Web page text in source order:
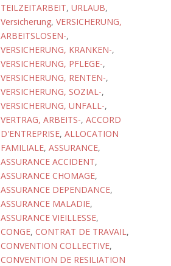
TEILZEITARBEIT, URLAUB,
Versicherung, VERSICHERUNG,
ARBEITSLOSEN-,
VERSICHERUNG, KRANKEN-,
VERSICHERUNG, PFLEGE-,
VERSICHERUNG, RENTEN-,
VERSICHERUNG, SOZIAL-,
VERSICHERUNG, UNFALL-,
VERTRAG, ARBEITS-, ACCORD
D'ENTREPRISE, ALLOCATION
FAMILIALE, ASSURANCE,
ASSURANCE ACCIDENT,
ASSURANCE CHOMAGE,
ASSURANCE DEPENDANCE,
ASSURANCE MALADIE,
ASSURANCE VIEILLESSE,
CONGE, CONTRAT DE TRAVAIL,
CONVENTION COLLECTIVE,
CONVENTION DE RESILIATION